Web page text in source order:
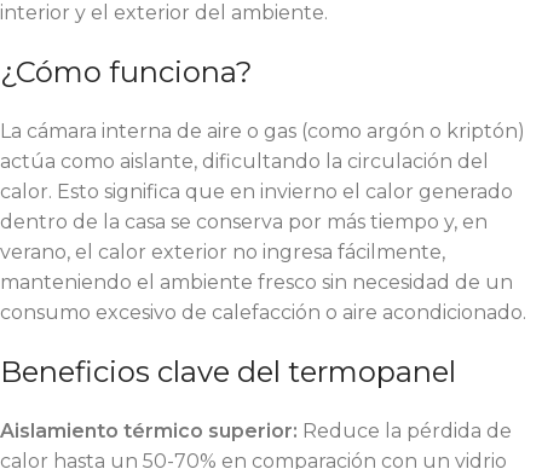
interior y el exterior del ambiente.
¿Cómo funciona?
La cámara interna de aire o gas (como argón o kriptón)
actúa como aislante, dificultando la circulación del
calor. Esto significa que en invierno el calor generado
dentro de la casa se conserva por más tiempo y, en
verano, el calor exterior no ingresa fácilmente,
manteniendo el ambiente fresco sin necesidad de un
consumo excesivo de calefacción o aire acondicionado.
Beneficios clave del termopanel
Aislamiento térmico superior: Reduce la pérdida de
calor hasta un 50-70% en comparación con un vidrio